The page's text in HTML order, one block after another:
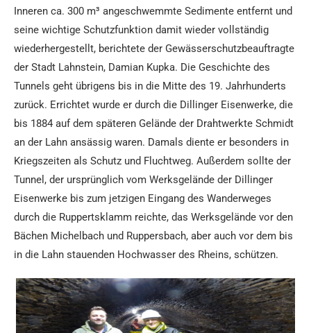
Inneren ca. 300 m³ angeschwemmte Sedimente entfernt und
seine wichtige Schutzfunktion damit wieder vollständig
wiederhergestellt, berichtete der Gewässerschutzbeauftragte
der Stadt Lahnstein, Damian Kupka. Die Geschichte des
Tunnels geht übrigens bis in die Mitte des 19. Jahrhunderts
zurück. Errichtet wurde er durch die Dillinger Eisenwerke, die
bis 1884 auf dem späteren Gelände der Drahtwerkte Schmidt
an der Lahn ansässig waren. Damals diente er besonders in
Kriegszeiten als Schutz und Fluchtweg. Außerdem sollte der
Tunnel, der ursprünglich vom Werksgelände der Dillinger
Eisenwerke bis zum jetzigen Eingang des Wanderweges
durch die Ruppertsklamm reichte, das Werksgelände vor den
Bächen Michelbach und Ruppersbach, aber auch vor dem bis
in die Lahn stauenden Hochwasser des Rheins, schützen.